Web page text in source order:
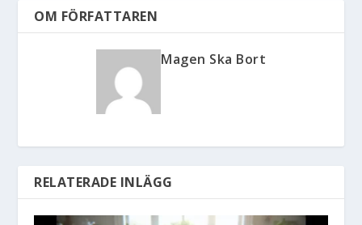
OM FÖRFATTAREN
Magen Ska Bort
RELATERADE INLÄGG